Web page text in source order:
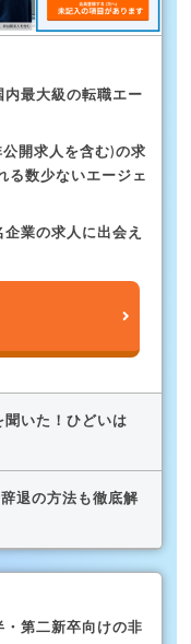
内最大級の転職エー
開求人を含む)の求
る数少ないエージェ
業の求人に出会え
いた！ひどいは
退の方法も徹底解
第二新卒向けの非